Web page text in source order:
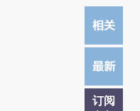
订阅